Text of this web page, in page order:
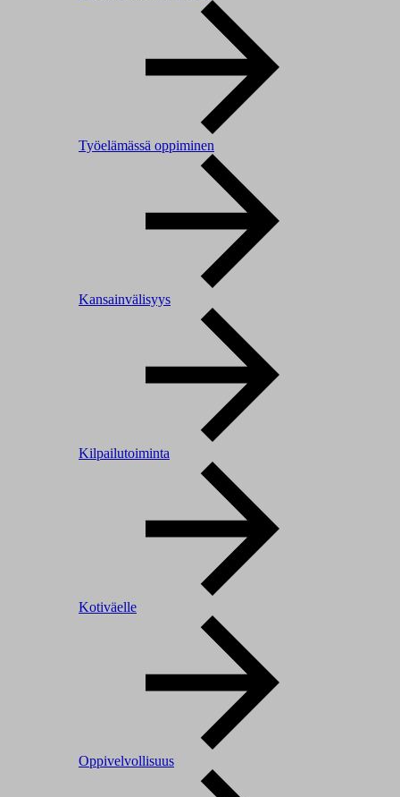
Työelämässä oppiminen
Kansainvälisyys
Kilpailutoiminta
Kotiväelle
Oppivelvollisuus